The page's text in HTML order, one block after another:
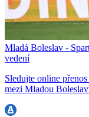
Mladá Boleslav -
vedení
Sledujte online
mezi Mladou